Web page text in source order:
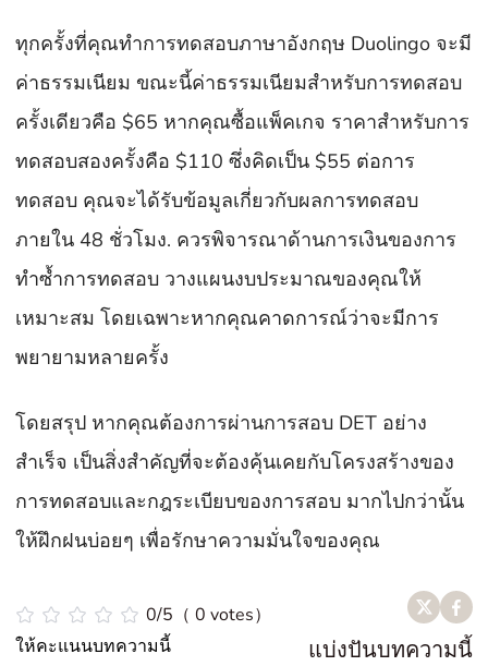
ทุกครั้งที่คุณทำการทดสอบภาษาอังกฤษ Duolingo จะมี
ค่าธรรมเนียม ขณะนี้ค่าธรรมเนียมสำหรับการทดสอบ
ครั้งเดียวคือ $65 หากคุณซื้อแพ็คเกจ ราคาสำหรับการ
ทดสอบสองครั้งคือ $110 ซึ่งคิดเป็น $55 ต่อการ
ทดสอบ คุณจะได้รับข้อมูลเกี่ยวกับผลการทดสอบ
ภายใน 48 ชั่วโมง. ควรพิจารณาด้านการเงินของการ
ทำซ้ำการทดสอบ วางแผนงบประมาณของคุณให้
เหมาะสม โดยเฉพาะหากคุณคาดการณ์ว่าจะมีการ
พยายามหลายครั้ง
โดยสรุป หากคุณต้องการผ่านการสอบ DET อย่าง
สำเร็จ เป็นสิ่งสำคัญที่จะต้องคุ้นเคยกับโครงสร้างของ
การทดสอบและกฎระเบียบของการสอบ มากไปกว่านั้น
ให้ฝึกฝนบ่อยๆ เพื่อรักษาความมั่นใจของคุณ
0/5（ 0 votes）
ให้คะแนนบทความนี้
แบ่งปันบทความนี้